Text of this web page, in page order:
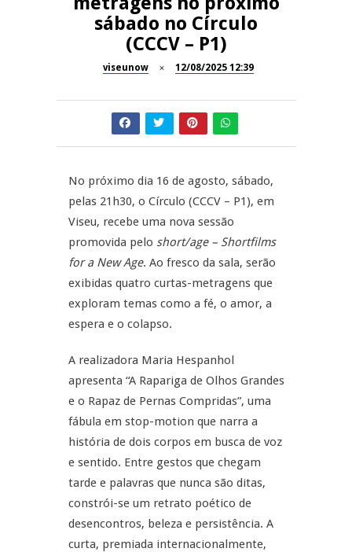
Dia do Foral em São João da
Summer Fusion em
Festas do Concelho de Penalva
do Castelo
11º Encontro Gastronómico
Amador de Abrunhosa-a-Velha
Now Opinião – Manuela
Antunes: Problemas nos
Exames Nacionais
sábado no Círculo
(CCCV – P1)
viseunow 12/08/2025 12:39
No próximo dia 16 de agosto, sábado,
pelas 21h30, o Círculo (CCCV – P1), em
Viseu, recebe uma nova sessão
promovida pelo short/age – Shortfilms
for a New Age. Ao fresco da sala, serão
exibidas quatro curtas-metragens que
exploram temas como a fé, o amor, a
espera e o colapso.
A realizadora Maria Hespanhol
apresenta “A Rapariga de Olhos Grandes
e o Rapaz de Pernas Compridas”, uma
fábula em stop-motion que narra a
história de dois corpos em busca de voz
e sentido. Entre gestos que chegam
tarde e palavras que nunca são ditas,
constrói-se um retrato poético de
desencontros, beleza e persistência. A
curta, premiada internacionalmente,